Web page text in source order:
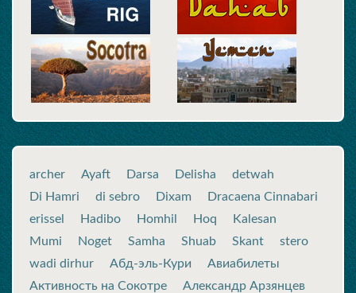
archer Ayaft Darsa Delisha
detwah
Di Hamri
di sebro Dixam
Dracaena Cinnabari
erissel
Hadibo Homhil Hoq
Kalesan
Mumi
Noget Samha Shuab Skant
stero
wadi dirhur
Абд-эль-Кури
Авиабилеты
Активность на Сокотре
Александр Арзянцев